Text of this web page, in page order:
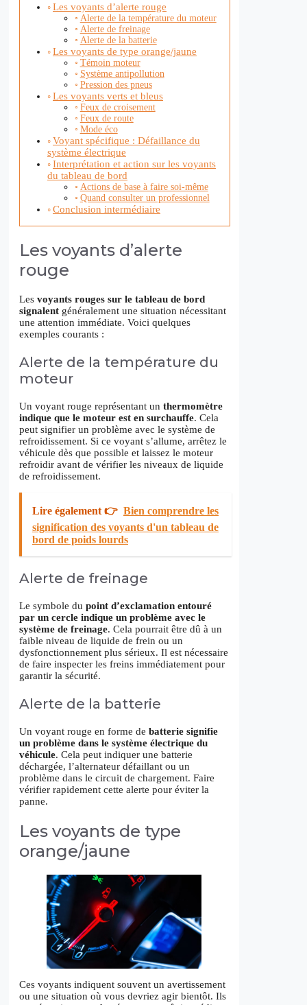
Les voyants d’alerte rouge
Alerte de la température du moteur
Alerte de freinage
Alerte de la batterie
Les voyants de type orange/jaune
Témoin moteur
Système antipollution
Pression des pneus
Les voyants verts et bleus
Feux de croisement
Feux de route
Mode éco
Voyant spécifique : Défaillance du
système électrique
Interprétation et action sur les voyants
du tableau de bord
Actions de base à faire soi-même
Quand consulter un professionnel
Conclusion intermédiaire
Les voyants d’alerte
rouge
Les voyants rouges sur le tableau de bord
signalent généralement une situation nécessitant
une attention immédiate. Voici quelques
exemples courants :
Alerte de la température du
moteur
Un voyant rouge représentant un thermomètre
indique que le moteur est en surchauffe. Cela
peut signifier un problème avec le système de
refroidissement. Si ce voyant s’allume, arrêtez le
véhicule dès que possible et laissez le moteur
refroidir avant de vérifier les niveaux de liquide
de refroidissement.
Lire également 👉 Bien comprendre les
signification des voyants d'un tableau de
bord de poids lourds
Alerte de freinage
Le symbole du point d’exclamation entouré
par un cercle indique un problème avec le
système de freinage. Cela pourrait être dû à un
faible niveau de liquide de frein ou un
dysfonctionnement plus sérieux. Il est nécessaire
de faire inspecter les freins immédiatement pour
garantir la sécurité.
Alerte de la batterie
Un voyant rouge en forme de batterie signifie
un problème dans le système électrique du
véhicule. Cela peut indiquer une batterie
déchargée, l’alternateur défaillant ou un
problème dans le circuit de chargement. Faire
vérifier rapidement cette alerte pour éviter la
panne.
Les voyants de type
orange/jaune
Ces voyants indiquent souvent un avertissement
ou une situation où vous devriez agir bientôt. Ils